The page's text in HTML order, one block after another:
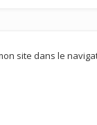
site dans le